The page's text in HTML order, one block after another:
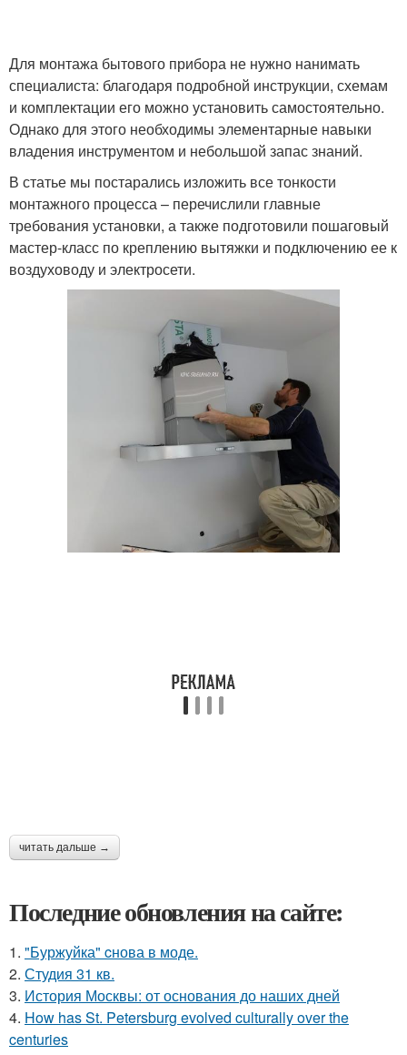
Для монтажа бытового прибора не нужно нанимать
специалиста: благодаря подробной инструкции, схемам
и комплектации его можно установить самостоятельно.
Однако для этого необходимы элементарные навыки
владения инструментом и небольшой запас знаний.
В статье мы постарались изложить все тонкости
монтажного процесса – перечислили главные
требования установки, а также подготовили пошаговый
мастер-класс по креплению вытяжки и подключению ее к
воздуховоду и электросети.
читать дальше →
Последние обновления на сайте:
1. "Буржуйка" cнова в моде.
2. Студия 31 кв.
3. История Москвы: от основания до наших дней
4. How has St. Petersburg evolved culturally over the
centuries